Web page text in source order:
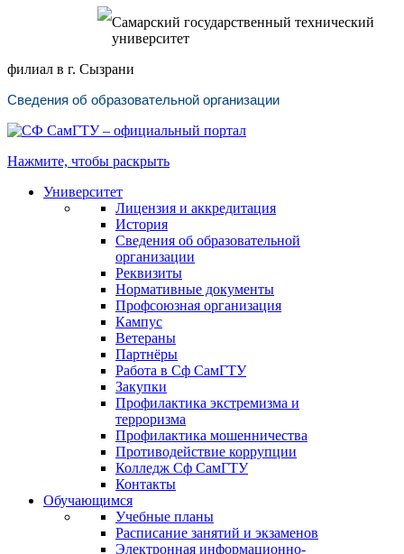
Самарский государственный технический
университет
филиал в г. Сызрани
Сведения об образовательной организации
Нажмите, чтобы раскрыть
Университет
Лицензия и аккредитация
История
Сведения об образовательной
организации
Реквизиты
Нормативные документы
Профсоюзная организация
Кампус
Ветераны
Партнёры
Работа в Сф СамГТУ
Закупки
Профилактика экстремизма и
терроризма
Профилактика мошенничества
Противодействие коррупции
Колледж Сф СамГТУ
Контакты
Обучающимся
Учебные планы
Расписание занятий и экзаменов
Электронная информационно-